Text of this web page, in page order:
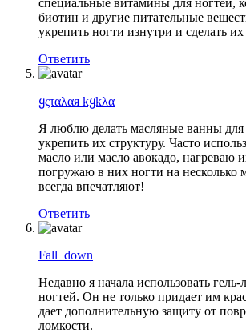
биотин и другие питательные
укрепить ногти изнутри и сделать
Ответить
ყςταλαя kყkλα
Я люблю делать масляные ванны для
укрепить их структуру. Часто
масло или масло авокадо, нагреваю
погружаю в них ногти на несколько
всегда впечатляют!
Ответить
Fall_down
Недавно я начала использовать
ногтей. Он не только придает им
дает дополнительную защиту от
ломкости.